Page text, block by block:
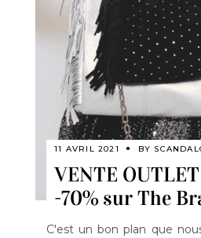
11 AVRIL 2021 BY
VENTE
-70% sur The
C'est un bon plan que